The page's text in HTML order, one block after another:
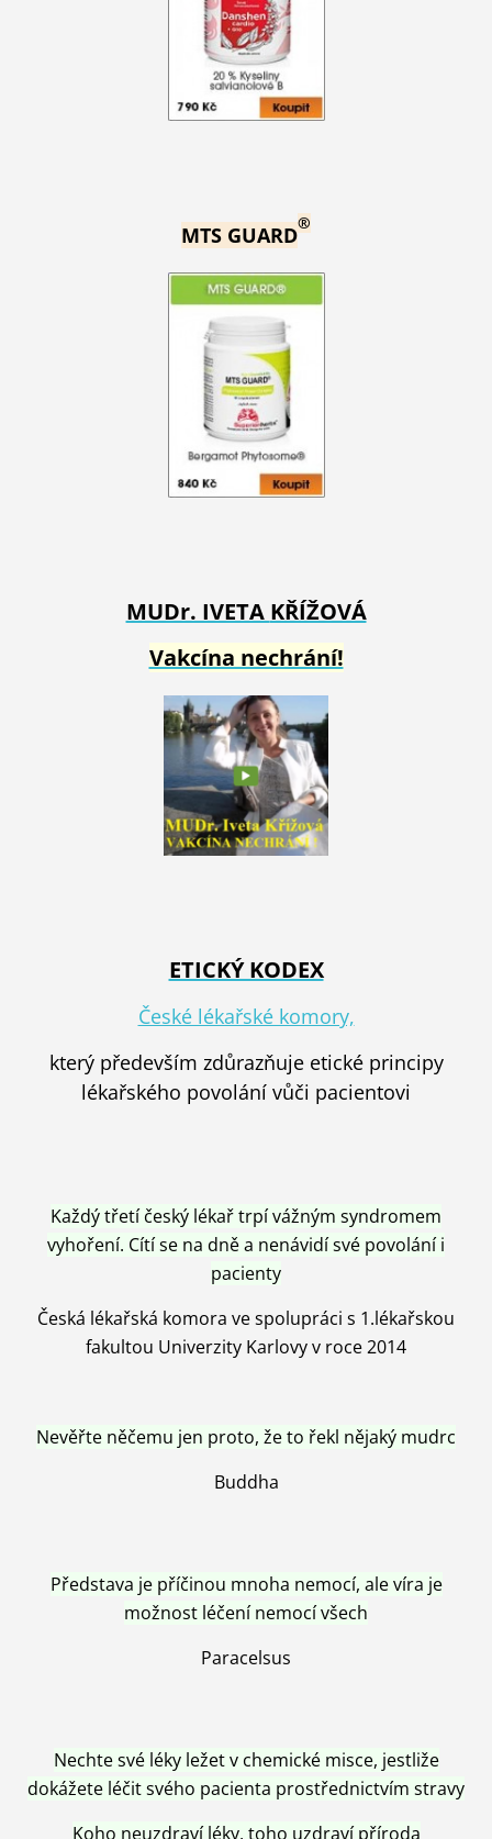
MTS GUARD®
MUDr. IVETA KŘÍŽOVÁ
Vakcína nechrání!
ETICKÝ KODEX
České lékařské komory,
který především zdůrazňuje etické principy
lékařského povolání vůči pacientovi
Každý třetí český lékař trpí vážným syndromem
vyhoření. Cítí se na dně a nenávidí své povolání i
pacienty
Česká lékařská komora ve spolupráci s 1.lékařskou
fakultou Univerzity Karlovy v roce 2014
Nevěřte něčemu jen proto, že to řekl nějaký mudrc
Buddha
Představa je příčinou mnoha nemocí, ale víra je
možnost léčení nemocí všech
Paracelsus
Nechte své léky ležet v chemické misce, jestliže
dokážete léčit svého pacienta prostřednictvím stravy
Koho neuzdraví léky, toho uzdraví příroda